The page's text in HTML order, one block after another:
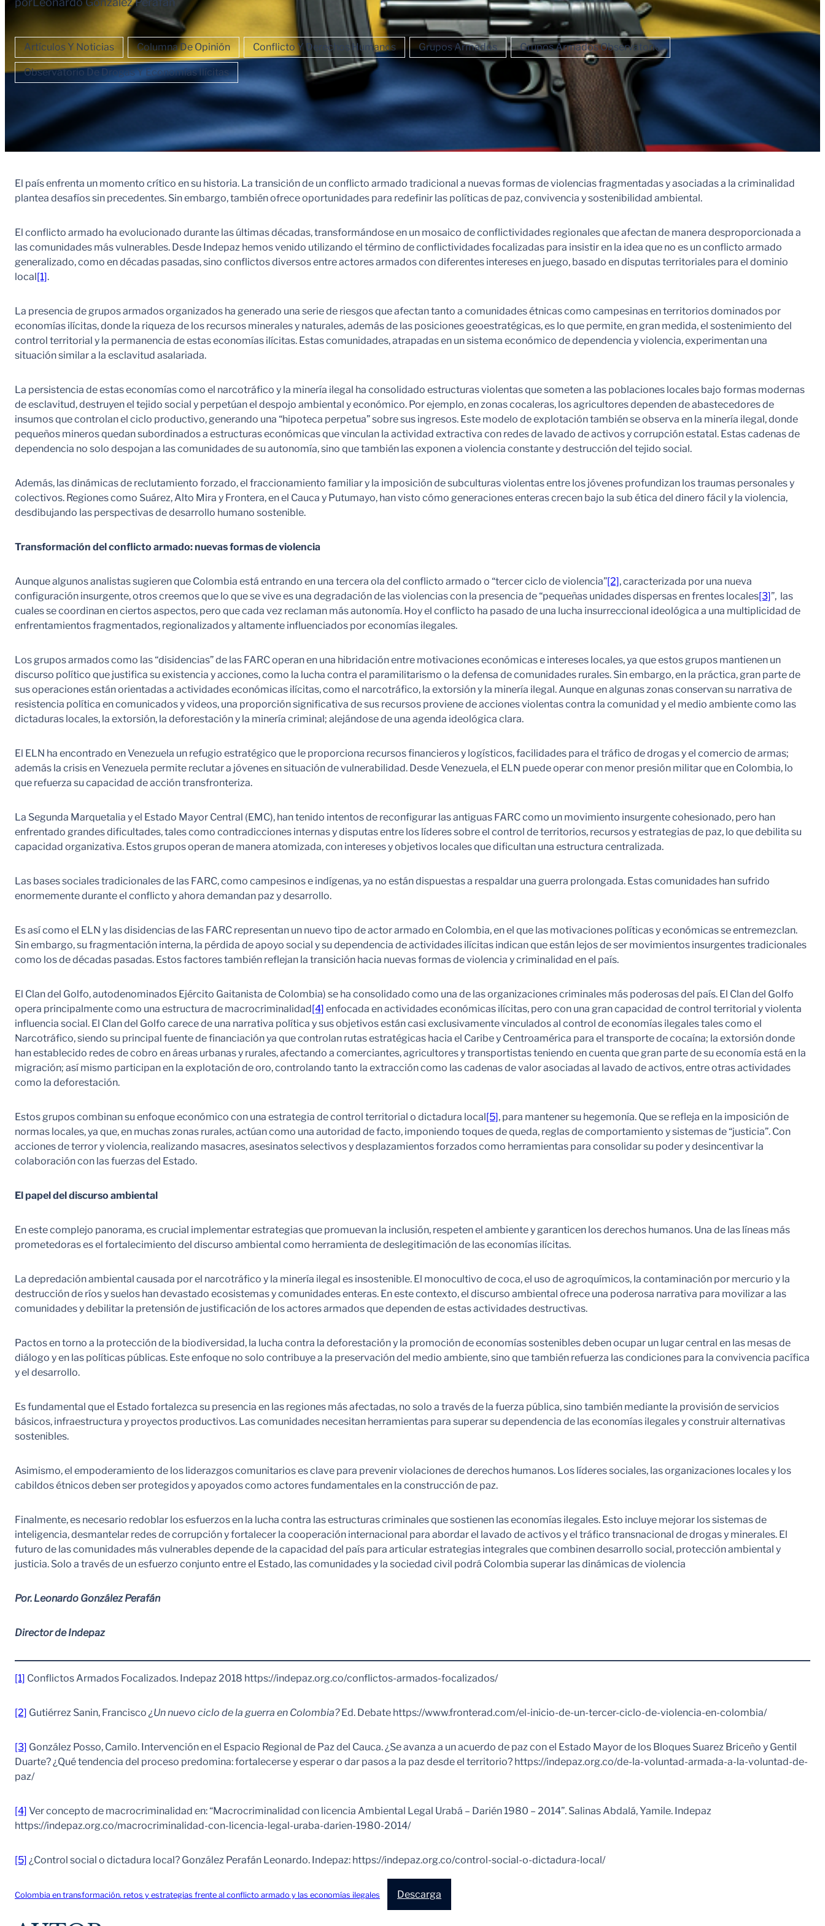
Artículos Y Noticias Columna De Opinión Conflicto Y Derechos Humanos Grupos Armados Grupos Armados Observatorio
Observatorio De Drogas Y Economías Ilícitas
El país enfrenta un momento crítico en su historia. La transición de un conflicto armado tradicional a nuevas formas de violencias fragmentadas y asociadas a la criminalidad
plantea desafíos sin precedentes. Sin embargo, también ofrece oportunidades para redefinir las políticas de paz, convivencia y sostenibilidad ambiental.
El conflicto armado ha evolucionado durante las últimas décadas, transformándose en un mosaico de conflictividades regionales que afectan de manera desproporcionada a
las comunidades más vulnerables. Desde Indepaz hemos venido utilizando el término de conflictividades focalizadas para insistir en la idea que no es un conflicto armado
generalizado, como en décadas pasadas, sino conflictos diversos entre actores armados con diferentes intereses en juego, basado en disputas territoriales para el dominio
local[1].
La presencia de grupos armados organizados ha generado una serie de riesgos que afectan tanto a comunidades étnicas como campesinas en territorios dominados por
economías ilícitas, donde la riqueza de los recursos minerales y naturales, además de las posiciones geoestratégicas, es lo que permite, en gran medida, el sostenimiento del
control territorial y la permanencia de estas economías ilícitas. Estas comunidades, atrapadas en un sistema económico de dependencia y violencia, experimentan una
situación similar a la esclavitud asalariada.
La persistencia de estas economías como el narcotráfico y la minería ilegal ha consolidado estructuras violentas que someten a las poblaciones locales bajo formas modernas
de esclavitud, destruyen el tejido social y perpetúan el despojo ambiental y económico. Por ejemplo, en zonas cocaleras, los agricultores dependen de abastecedores de
insumos que controlan el ciclo productivo, generando una “hipoteca perpetua” sobre sus ingresos. Este modelo de explotación también se observa en la minería ilegal, donde
pequeños mineros quedan subordinados a estructuras económicas que vinculan la actividad extractiva con redes de lavado de activos y corrupción estatal. Estas cadenas de
dependencia no solo despojan a las comunidades de su autonomía, sino que también las exponen a violencia constante y destrucción del tejido social.
Además, las dinámicas de reclutamiento forzado, el fraccionamiento familiar y la imposición de subculturas violentas entre los jóvenes profundizan los traumas personales y
colectivos. Regiones como Suárez, Alto Mira y Frontera, en el Cauca y Putumayo, han visto cómo generaciones enteras crecen bajo la sub ética del dinero fácil y la violencia,
desdibujando las perspectivas de desarrollo humano sostenible.
Transformación del conflicto armado: nuevas formas de violencia
Aunque algunos analistas sugieren que Colombia está entrando en una tercera ola del conflicto armado o “tercer ciclo de violencia”[2], caracterizada por una nueva
configuración insurgente, otros creemos que lo que se vive es una degradación de las violencias con la presencia de “pequeñas unidades dispersas en frentes locales[3]”, las
cuales se coordinan en ciertos aspectos, pero que cada vez reclaman más autonomía. Hoy el conflicto ha pasado de una lucha insurreccional ideológica a una multiplicidad de
enfrentamientos fragmentados, regionalizados y altamente influenciados por economías ilegales.
Los grupos armados como las “disidencias” de las FARC operan en una hibridación entre motivaciones económicas e intereses locales, ya que estos grupos mantienen un
discurso político que justifica su existencia y acciones, como la lucha contra el paramilitarismo o la defensa de comunidades rurales. Sin embargo, en la práctica, gran parte de
sus operaciones están orientadas a actividades económicas ilícitas, como el narcotráfico, la extorsión y la minería ilegal. Aunque en algunas zonas conservan su narrativa de
resistencia política en comunicados y videos, una proporción significativa de sus recursos proviene de acciones violentas contra la comunidad y el medio ambiente como las
dictaduras locales, la extorsión, la deforestación y la minería criminal; alejándose de una agenda ideológica clara.
El ELN ha encontrado en Venezuela un refugio estratégico que le proporciona recursos financieros y logísticos, facilidades para el tráfico de drogas y el comercio de armas;
además la crisis en Venezuela permite reclutar a jóvenes en situación de vulnerabilidad. Desde Venezuela, el ELN puede operar con menor presión militar que en Colombia, lo
que refuerza su capacidad de acción transfronteriza.
La Segunda Marquetalia y el Estado Mayor Central (EMC), han tenido intentos de reconfigurar las antiguas FARC como un movimiento insurgente cohesionado, pero han
enfrentado grandes dificultades, tales como contradicciones internas y disputas entre los líderes sobre el control de territorios, recursos y estrategias de paz, lo que debilita su
capacidad organizativa. Estos grupos operan de manera atomizada, con intereses y objetivos locales que dificultan una estructura centralizada.
Las bases sociales tradicionales de las FARC, como campesinos e indígenas, ya no están dispuestas a respaldar una guerra prolongada. Estas comunidades han sufrido
enormemente durante el conflicto y ahora demandan paz y desarrollo.
Es así como el ELN y las disidencias de las FARC representan un nuevo tipo de actor armado en Colombia, en el que las motivaciones políticas y económicas se entremezclan.
Sin embargo, su fragmentación interna, la pérdida de apoyo social y su dependencia de actividades ilícitas indican que están lejos de ser movimientos insurgentes tradicionales
como los de décadas pasadas. Estos factores también reflejan la transición hacia nuevas formas de violencia y criminalidad en el país.
El Clan del Golfo, autodenominados Ejército Gaitanista de Colombia) se ha consolidado como una de las organizaciones criminales más poderosas del país. El Clan del Golfo
opera principalmente como una estructura de macrocriminalidad[4] enfocada en actividades económicas ilícitas, pero con una gran capacidad de control territorial y violenta
influencia social. El Clan del Golfo carece de una narrativa política y sus objetivos están casi exclusivamente vinculados al control de economías ilegales tales como el
Narcotráfico, siendo su principal fuente de financiación ya que controlan rutas estratégicas hacia el Caribe y Centroamérica para el transporte de cocaína; la extorsión donde
han establecido redes de cobro en áreas urbanas y rurales, afectando a comerciantes, agricultores y transportistas teniendo en cuenta que gran parte de su economía está en la
migración; así mismo participan en la explotación de oro, controlando tanto la extracción como las cadenas de valor asociadas al lavado de activos, entre otras actividades
como la deforestación.
Estos grupos combinan su enfoque económico con una estrategia de control territorial o dictadura local[5], para mantener su hegemonía. Que se refleja en la imposición de
normas locales, ya que, en muchas zonas rurales, actúan como una autoridad de facto, imponiendo toques de queda, reglas de comportamiento y sistemas de “justicia”. Con
acciones de terror y violencia, realizando masacres, asesinatos selectivos y desplazamientos forzados como herramientas para consolidar su poder y desincentivar la
colaboración con las fuerzas del Estado.
El papel del discurso ambiental
En este complejo panorama, es crucial implementar estrategias que promuevan la inclusión, respeten el ambiente y garanticen los derechos humanos. Una de las líneas más
prometedoras es el fortalecimiento del discurso ambiental como herramienta de deslegitimación de las economías ilícitas.
La depredación ambiental causada por el narcotráfico y la minería ilegal es insostenible. El monocultivo de coca, el uso de agroquímicos, la contaminación por mercurio y la
destrucción de ríos y suelos han devastado ecosistemas y comunidades enteras. En este contexto, el discurso ambiental ofrece una poderosa narrativa para movilizar a las
comunidades y debilitar la pretensión de justificación de los actores armados que dependen de estas actividades destructivas.
Pactos en torno a la protección de la biodiversidad, la lucha contra la deforestación y la promoción de economías sostenibles deben ocupar un lugar central en las mesas de
diálogo y en las políticas públicas. Este enfoque no solo contribuye a la preservación del medio ambiente, sino que también refuerza las condiciones para la convivencia pacífica
y el desarrollo.
Es fundamental que el Estado fortalezca su presencia en las regiones más afectadas, no solo a través de la fuerza pública, sino también mediante la provisión de servicios
básicos, infraestructura y proyectos productivos. Las comunidades necesitan herramientas para superar su dependencia de las economías ilegales y construir alternativas
sostenibles.
Asimismo, el empoderamiento de los liderazgos comunitarios es clave para prevenir violaciones de derechos humanos. Los líderes sociales, las organizaciones locales y los
cabildos étnicos deben ser protegidos y apoyados como actores fundamentales en la construcción de paz.
Finalmente, es necesario redoblar los esfuerzos en la lucha contra las estructuras criminales que sostienen las economías ilegales. Esto incluye mejorar los sistemas de
inteligencia, desmantelar redes de corrupción y fortalecer la cooperación internacional para abordar el lavado de activos y el tráfico transnacional de drogas y minerales. El
futuro de las comunidades más vulnerables depende de la capacidad del país para articular estrategias integrales que combinen desarrollo social, protección ambiental y
justicia. Solo a través de un esfuerzo conjunto entre el Estado, las comunidades y la sociedad civil podrá Colombia superar las dinámicas de violencia
Por. Leonardo González Perafán
Director de Indepaz
[1] Conflictos Armados Focalizados. Indepaz 2018 https://indepaz.org.co/conflictos-armados-focalizados/
[2] Gutiérrez Sanin, Francisco ¿Un nuevo ciclo de la guerra en Colombia?Ed. Debate https://www.fronterad.com/el-inicio-de-un-tercer-ciclo-de-violencia-en-colombia/
[3] González Posso, Camilo. Intervención en el Espacio Regional de Paz del Cauca. ¿Se avanza a un acuerdo de paz con el Estado Mayor de los Bloques Suarez Briceño y Gentil
Duarte? ¿Qué tendencia del proceso predomina: fortalecerse y esperar o dar pasos a la paz desde el territorio? https://indepaz.org.co/de-la-voluntad-armada-a-la-voluntad-de-
paz/
[4] Ver concepto de macrocriminalidad en: “Macrocriminalidad con licencia Ambiental Legal Urabá – Darién 1980 – 2014”. Salinas Abdalá, Yamile. Indepaz
https://indepaz.org.co/macrocriminalidad-con-licencia-legal-uraba-darien-1980-2014/
[5] ¿Control social o dictadura local? González Perafán Leonardo. Indepaz: https://indepaz.org.co/control-social-o-dictadura-local/
Colombia en transformación. retos y estrategias frente al conflicto armado y las economías ilegales Descarga